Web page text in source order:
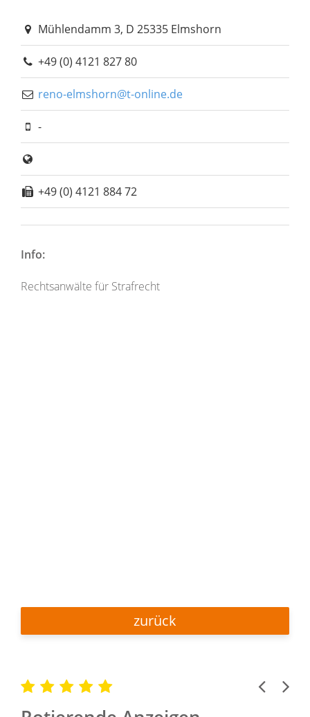
Mühlendamm 3, D 25335 Elmshorn
+49 (0) 4121 827 80
reno-elmshorn@t-online.de
-
+49 (0) 4121 884 72
Info:
Rechtsanwälte für Strafrecht
zurück
Previous
Next